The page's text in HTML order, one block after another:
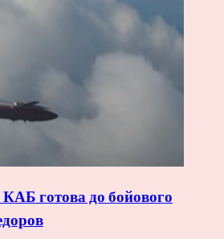
готова до бойового